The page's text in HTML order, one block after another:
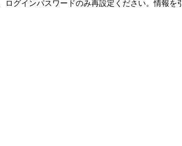
グインパスワードのみ再設定ください。情報を